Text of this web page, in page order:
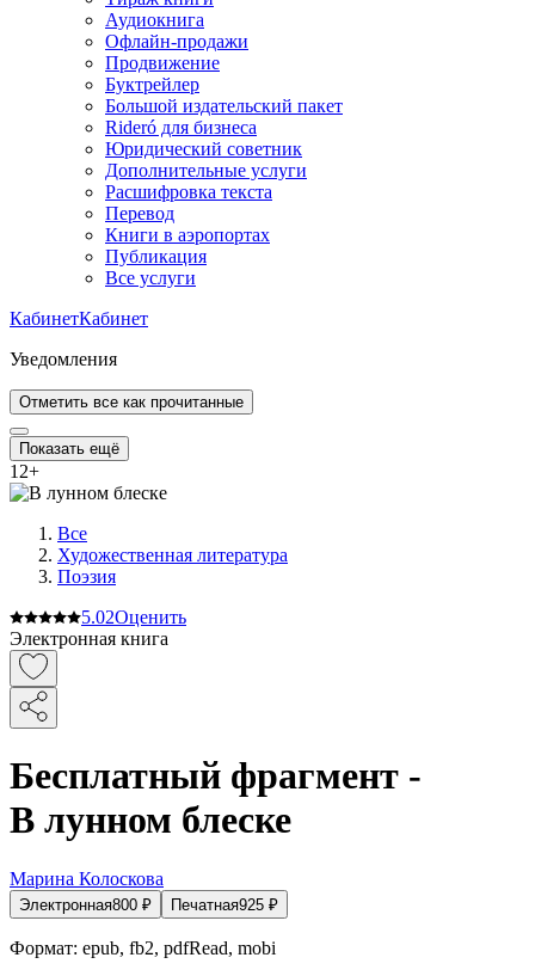
Аудиокнига
Офлайн-продажи
Продвижение
Буктрейлер
Большой издательский пакет
Rideró для бизнеса
Юридический советник
Дополнительные услуги
Расшифровка текста
Перевод
Книги в аэропортах
Публикация
Все услуги
КабинетКабинет
Уведомления
Отметить все как прочитанные
Показать ещё
12+
Все
Художественная литература
Поэзия
5.02Оценить
Электронная книга
Бесплатный фрагмент -
В лунном блеске
Марина Колоскова
Электронная800 ₽ Печатная925 ₽
Формат: epub, fb2, pdfRead, mobi